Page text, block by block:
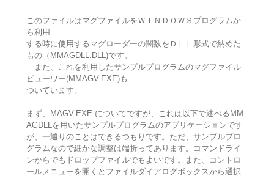
このファイルはマグファイルをＷＩＮＤＯＷＳプログラムか
ら利用
する時に使用するマグローダーの関数をＤＬＬ形式で納めた
もの（MMAGDLL.DLL)です。
また、これを利用したサンプルプログラムのマグファイル
ビューワー(MMAGV.EXE)も
ついています。
まず、MAGV.EXE についてですが、これは以下で述べるMM
AGDLLを用いたサンプルプログラムのアプリケーションです
が、一通りのことはできるつもりです。ただ、サンプルプロ
グラムなので細かな調整は端折ってあります。コマンドライ
ンからでもドロップファイルでもよいです。また、コントロ
ールメニューを開くとファイルダイアログボックスから選択